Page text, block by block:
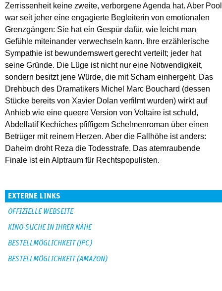
Zerrissenheit keine zweite, verborgene Agenda hat. Aber Pool
war seit jeher eine engagierte Begleiterin von emotionalen
Grenzgängen: Sie hat ein Gespür dafür, wie leicht man
Gefühle miteinander verwechseln kann. Ihre erzählerische
Sympathie ist bewundernswert gerecht verteilt; jeder hat
seine Gründe. Die Lüge ist nicht nur eine Notwendigkeit,
sondern besitzt jene Würde, die mit Scham einhergeht. Das
Drehbuch des Dramatikers Michel Marc Bouchard (dessen
Stücke bereits von Xavier Dolan verfilmt wurden) wirkt auf
Anhieb wie eine queere Version von Voltaire ist schuld,
Abdellatif Kechiches pfiffigem Schelmenroman über einen
Betrüger mit reinem Herzen. Aber die Fallhöhe ist anders:
Daheim droht Reza die Todesstrafe. Das atemraubende
Finale ist ein Alptraum für Rechtspopulisten.
EXTERNE LINKS
OFFIZIELLE WEBSEITE
KINO-SUCHE IN IHRER NÄHE
BESTELLMÖGLICHKEIT (JPC)
BESTELLMÖGLICHKEIT (AMAZON)